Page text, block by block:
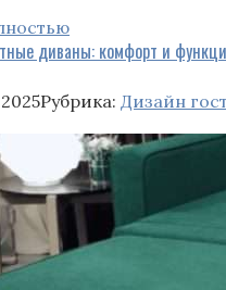
диваны: комфорт и
Рубрика: Дизайн